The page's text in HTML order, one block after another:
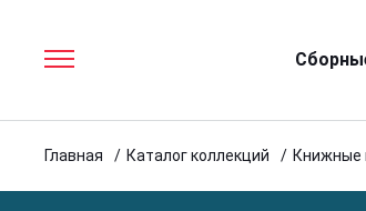
Главная Каталог коллекций Книжные